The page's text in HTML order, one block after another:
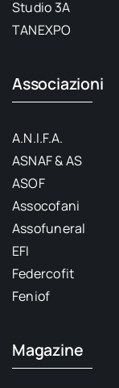
Studio 3A
TANEXPO
Associazioni
A.N.I.F.A.
ASNAF & AS
ASOF
Assocofani
Assofuneral
EFI
Federcofit
Feniof
Magazine